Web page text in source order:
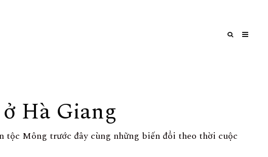
Hà Giang
tộc Mông trước đây cùng những biến đổi theo thời cuộc